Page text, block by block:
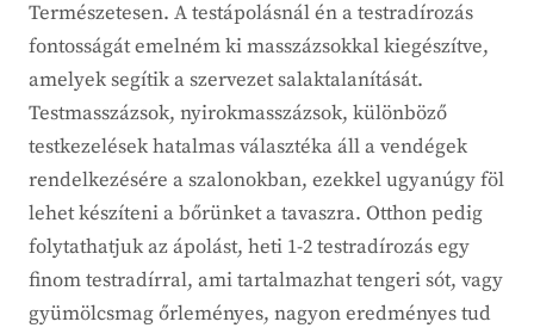
Természetesen. A testápolásnál én a testradírozás
fontosságát emelném ki masszázsokkal kiegészítve,
amelyek segítik a szervezet salaktalanítását.
Testmasszázsok, nyirokmasszázsok, különböző
testkezelések hatalmas választéka áll a vendégek
rendelkezésére a szalonokban, ezekkel ugyanúgy föl
lehet készíteni a bőrünket a tavaszra. Otthon pedig
folytathatjuk az ápolást, heti 1-2 testradírozás egy
finom testradírral, ami tartalmazhat tengeri sót, vagy
gyümölcsmag őrleményes, nagyon eredményes tud